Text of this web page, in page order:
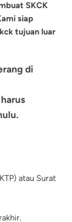
SKCK
siap
tujuan luar
di
atau Surat